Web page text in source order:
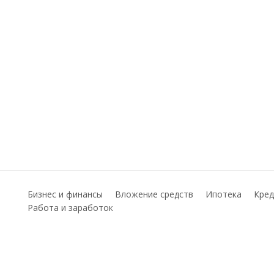
Бизнес и финансы Вложение средств Ипотека
Работа и заработок